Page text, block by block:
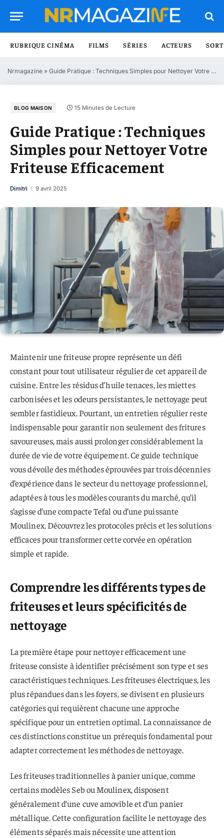
RUBRIQUE CINÉMA FILMS SÉRIES ACTEURS
Nrmagazine » Guide Pratique : Techniques Simples pour Nettoyer Votre Friteuse Efficacement
BLOG MAISON 15 Minutes de Lecture
Guide Pratique : Techniques
Simples pour Nettoyer Votre
Friteuse Efficacement
Dimitri 9 avril 2025
Maintenir une friteuse propre représente un défi
constant pour tout utilisateur régulier de cet appareil de
cuisine. Entre les résidus d’huile tenaces, les miettes
carbonisées et les odeurs persistantes, le nettoyage peut
sembler fastidieux. Pourtant, un entretien régulier reste
indispensable pour garantir non seulement des fritures
savoureuses, mais aussi prolonger considérablement la
durée de vie de votre équipement. Ce guide technique
vous dévoile des méthodes éprouvées par trois décennies
d’expérience dans le secteur du nettoyage professionnel,
adaptées à tous les modèles courants du marché, qu’il
s’agisse d’une compacte Tefal ou d’une puissante
Moulinex. Découvrez les protocoles précis et les solutions
efficaces pour transformer cette corvée en opération
simple et rapide.
Comprendre les différents types de
friteuses et leurs spécificités de
nettoyage
La première étape pour nettoyer efficacement une
friteuse consiste à identifier précisément son type et ses
caractéristiques techniques. Les friteuses électriques, les
plus répandues dans les foyers, se divisent en plusieurs
catégories qui requièrent chacune une approche
spécifique pour un entretien optimal. La connaissance de
ces distinctions constitue un prérequis fondamental pour
adapter correctement les méthodes de nettoyage.
Les friteuses traditionnelles à panier unique, comme
certains modèles Seb ou Moulinex, disposent
généralement d’une cuve amovible et d’un panier
métallique. Cette configuration facilite le nettoyage des
éléments séparés mais nécessite une attention